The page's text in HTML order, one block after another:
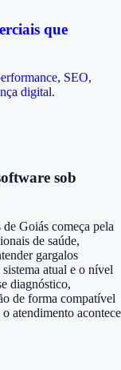
que
SEO,
digital.
sob
Goiás começa pela
de saúde,
gargalos
atual e o nível
diagnóstico,
de forma compatível
atendimento acontece